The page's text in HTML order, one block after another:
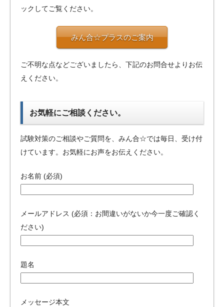
ックしてご覧ください。
みん合☆プラスのご案内
ご不明な点などございましたら、下記のお問合せよりお伝
えください。
お気軽にご相談ください。
試験対策のご相談やご質問を、みん合☆では毎日、受け付
けています。お気軽にお声をお伝えください。
お名前 (必須)
メールアドレス (必須：お間違いがないか今一度ご確認く
ださい)
題名
メッセージ本文